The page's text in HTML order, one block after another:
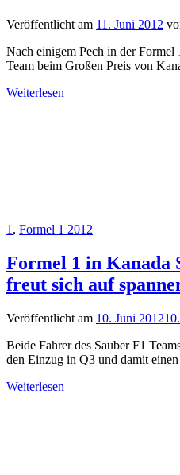
Veröffentlicht am 11. Juni 2012
Nach einigem Pech in der Formel
Team beim Großen Preis von
Weiterlesen
1 , Formel 1 2012
Formel 1 in Kanada
freut sich auf
Veröffentlicht am 10. Juni 2012
Beide Fahrer des Sauber F1
den Einzug in Q3 und damit einen
Weiterlesen